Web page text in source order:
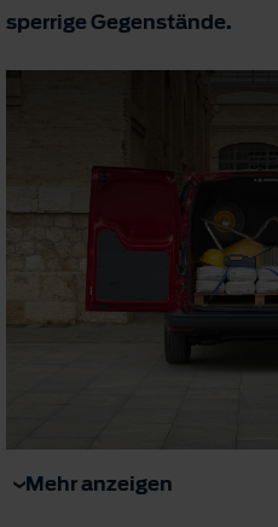
sperrige Gegenstände.
Mehr anzeigen